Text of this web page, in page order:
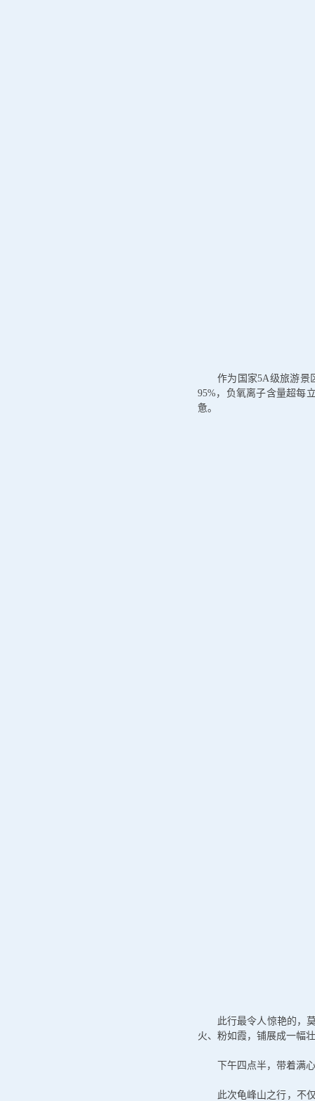
作为国家5A级旅游景
95%，负氧离子含量超每
惫。
此行最令人惊艳的，
火、粉如霞，铺展成一幅
下午四点半，带着满
此次龟峰山之行，不